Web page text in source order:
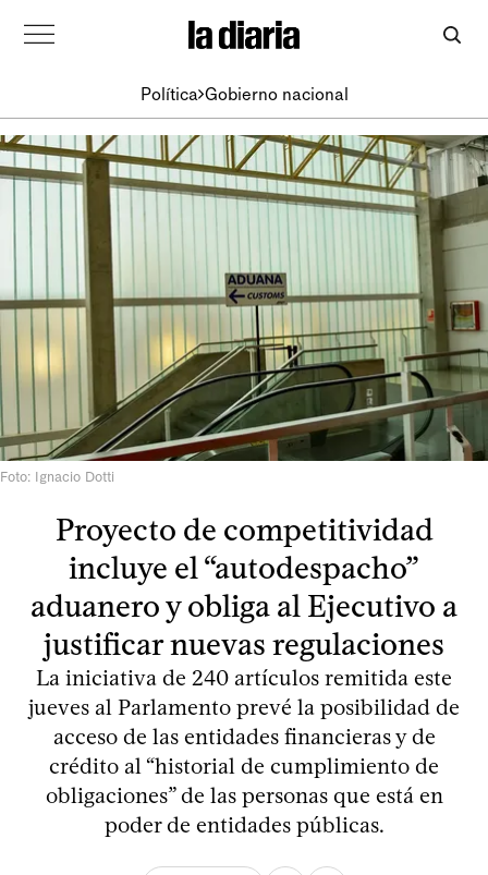
Política Gobierno nacional
Foto: Ignacio Dotti
Proyecto de competitividad
incluye el “autodespacho”
aduanero y obliga al Ejecutivo a
justificar nuevas regulaciones
La iniciativa de 240 artículos remitida este
jueves al Parlamento prevé la posibilidad de
acceso de las entidades financieras y de
crédito al “historial de cumplimiento de
obligaciones” de las personas que está en
poder de entidades públicas.